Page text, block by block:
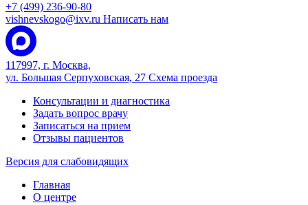
+7 (499) 236-90-80
vishnevskogo@ixv.ru Написать нам
117997, г. Москва,
ул. Большая Серпуховская, 27 Схема проезда
Консультации и диагностика
Задать вопрос врачу
Записаться на прием
Отзывы пациентов
Версия для слабовидящих
Главная
О центре